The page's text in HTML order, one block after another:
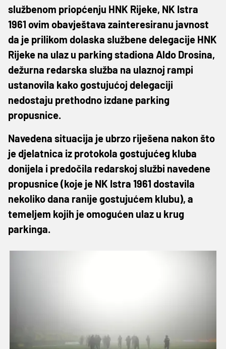
službenom priopćenju HNK Rijeke, NK Istra
1961 ovim obavještava zainteresiranu javnost
da je prilikom dolaska službene delegacije HNK
Rijeke na ulaz u parking stadiona Aldo Drosina,
dežurna redarska služba na ulaznoj rampi
ustanovila kako gostujućoj delegaciji
nedostaju prethodno izdane parking
propusnice.
Navedena situacija je ubrzo riješena nakon što
je djelatnica iz protokola gostujućeg kluba
donijela i predočila redarskoj službi navedene
propusnice (koje je NK Istra 1961 dostavila
nekoliko dana ranije gostujućem klubu), a
temeljem kojih je omogućen ulaz u krug
parkinga.